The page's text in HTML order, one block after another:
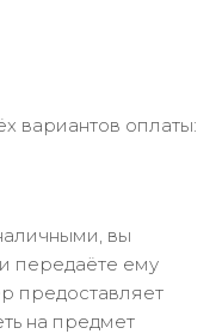
вариантов оплаты:
вы
передаёте ему
предоставляет
на предмет